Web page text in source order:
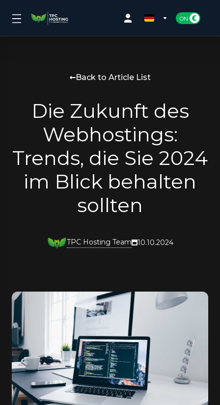
Back to Article List
Die Zukunft des
Webhostings:
Trends, die Sie 2024
im Blick behalten
sollten
TPC Hosting Team 10.10.2024